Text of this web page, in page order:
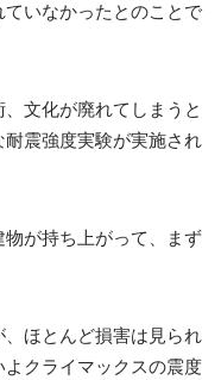
いなかったとのことで
文化が廃れてしまうと
震強度実験が実施され
が持ち上がって、まず
ほとんど損害は見られ
クライマックスの震度